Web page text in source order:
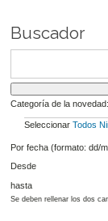
Buscador
Categoría de la novedad:
Seleccionar Todos
Por fecha (formato: dd/
Desde
hasta
Se deben rellenar los dos